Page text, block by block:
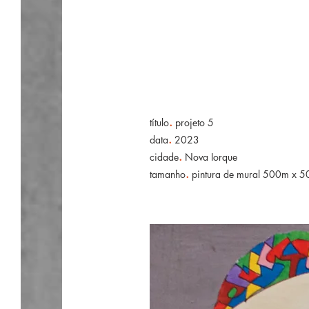
título. projeto 5
data. 2023
cidade. Nova Iorque
tamanho. pintura de mural 500m x